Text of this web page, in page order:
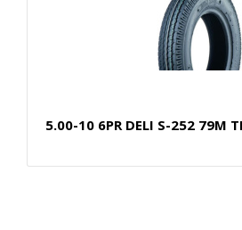
5.00-10 6PR DELI S-252 79M